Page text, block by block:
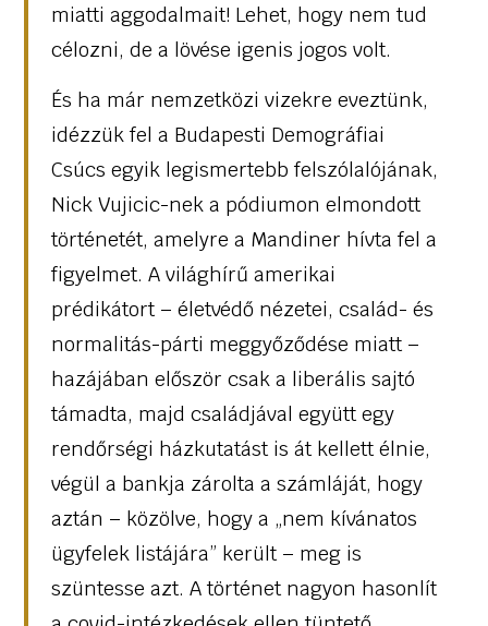
miatti aggodalmait! Lehet, hogy nem tud
célozni, de a lövése igenis jogos volt.
És ha már nemzetközi vizekre eveztünk,
idézzük fel a Budapesti Demográfiai
Csúcs egyik legismertebb felszólalójának,
Nick Vujicic-nek a pódiumon elmondott
történetét, amelyre a Mandiner hívta fel a
figyelmet. A világhírű amerikai
prédikátort – életvédő nézetei, család- és
normalitás-párti meggyőződése miatt –
hazájában először csak a liberális sajtó
támadta, majd családjával együtt egy
rendőrségi házkutatást is át kellett élnie,
végül a bankja zárolta a számláját, hogy
aztán – közölve, hogy a „nem kívánatos
ügyfelek listájára” került – meg is
szüntesse azt. A történet nagyon hasonlít